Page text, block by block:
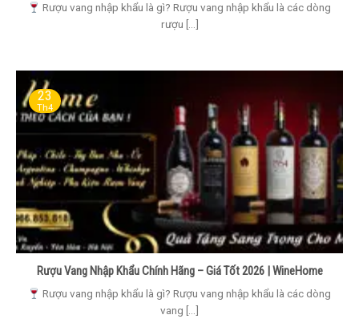
Rượu vang nhập khẩu là gì? Rượu vang nhập khẩu là các dòng
rượu [...]
Rượu Vang Nhập Khẩu Chính Hãng – Giá Tốt 2026 | WineHome
Rượu vang nhập khẩu là gì? Rượu vang nhập khẩu là các dòng
vang [...]
23
Th4